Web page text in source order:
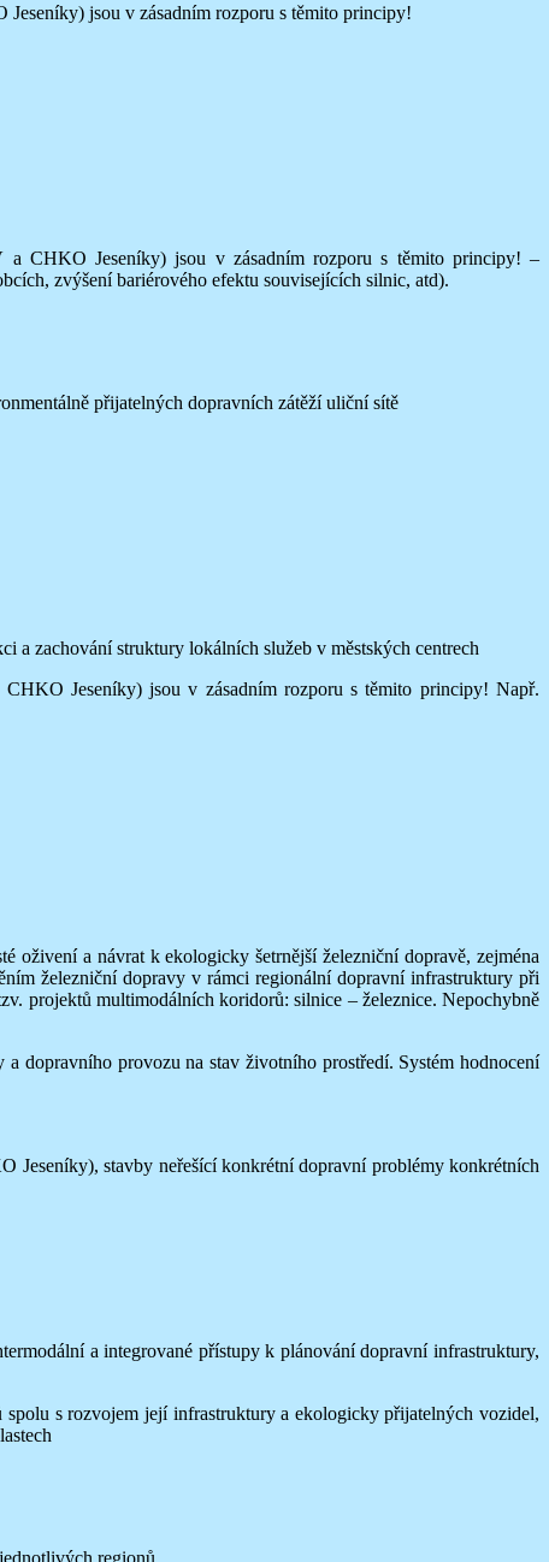
jsou v zásadním rozporu s těmito principy!
CHKO Jeseníky) jsou v zásadním rozporu s těmito principy! –
zvýšení bariérového efektu souvisejících silnic, atd).
přijatelných dopravních zátěží uliční sítě
zachování struktury lokálních služeb v městských centrech
Jeseníky) jsou v zásadním rozporu s těmito principy! Např.
a návrat k ekologicky šetrnější železniční dopravě, zejména
železniční dopravy v rámci regionální dopravní infrastruktury při
projektů multimodálních koridorů: silnice – železnice. Nepochybně
provozu na stav životního prostředí. Systém hodnocení
Jeseníky), stavby neřešící konkrétní dopravní problémy konkrétních
a integrované přístupy k plánování dopravní infrastruktury,
s rozvojem její infrastruktury a ekologicky přijatelných vozidel,
regionů